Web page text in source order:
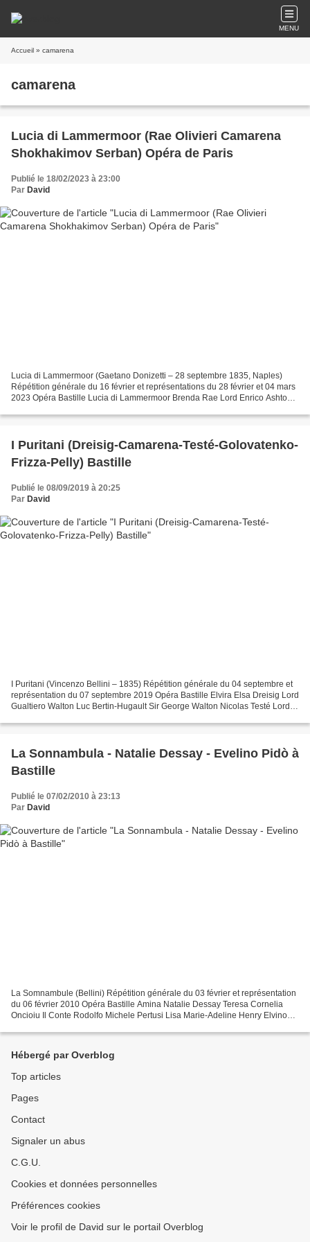
MENU
Accueil » camarena
camarena
Lucia di Lammermoor (Rae Olivieri Camarena
Shokhakimov Serban) Opéra de Paris
Publié le 18/02/2023 à 23:00
Par David
Lucia di Lammermoor (Gaetano Donizetti – 28 septembre 1835, Naples)
Répétition générale du 16 février et représentations du 28 février et 04 mars
2023 Opéra Bastille Lucia di Lammermoor Brenda Rae Lord Enrico Ashton
I Puritani (Dreisig-Camarena-Testé-Golovatenko-
Frizza-Pelly) Bastille
Publié le 08/09/2019 à 20:25
Par David
I Puritani (Vincenzo Bellini – 1835) Répétition générale du 04 septembre et
représentation du 07 septembre 2019 Opéra Bastille Elvira Elsa Dreisig Lord
Gualtiero Walton Luc Bertin-Hugault Sir George Walton Nicolas Testé Lord
La Sonnambula - Natalie Dessay - Evelino Pidò à
Bastille
Publié le 07/02/2010 à 23:13
Par David
La Somnambule (Bellini) Répétition générale du 03 février et représentation
du 06 février 2010 Opéra Bastille Amina Natalie Dessay Teresa Cornelia
Oncioiu Il Conte Rodolfo Michele Pertusi Lisa Marie-Adeline Henry Elvino
Hébergé par Overblog
Top articles
Pages
Contact
Signaler un abus
C.G.U.
Cookies et données personnelles
Préférences cookies
Voir le profil de David sur le portail Overblog